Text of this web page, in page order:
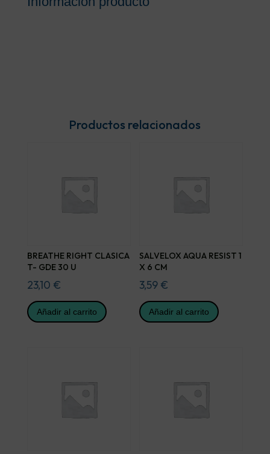
Productos relacionados
BREATHE RIGHT CLASICA
T- GDE 30 U
23,10 €
Añadir al carrito
SALVELOX AQUA RESIST 1
X 6 CM
3,59 €
Añadir al carrito